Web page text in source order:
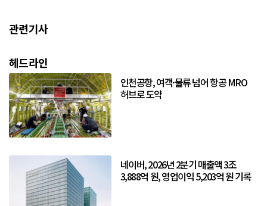
관련기사
헤드라인
인천공항, 여객·물류 넘어 항공 MRO
허브로 도약
네이버, 2026년 2분기 매출액 3조
3,888억 원, 영업이익 5,203억 원 기록